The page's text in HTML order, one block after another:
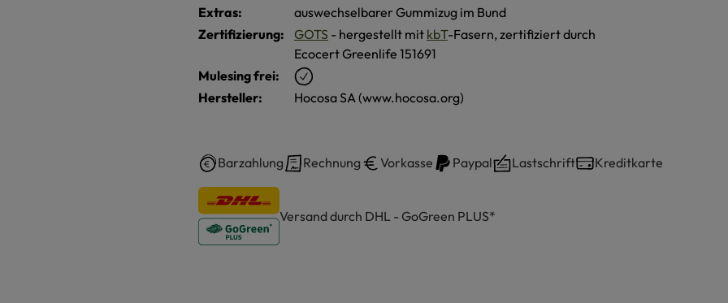
Extras:
auswechselbarer Gummizug im Bund
Zertifizierung:
GOTS - hergestellt mit kbT-Fasern, zertifiziert durch
Ecocert Greenlife 151691
Mulesing frei:
Hersteller:
Hocosa SA (www.hocosa.org)
Barzahlung Rechnung Vorkasse Paypal Lastschrift Kreditkarte
Versand durch DHL - GoGreen PLUS*